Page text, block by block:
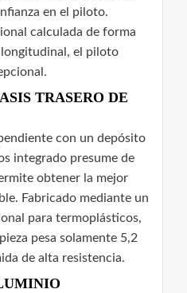
en el piloto.
calculada de forma
el piloto
TRASERO DE
con un depósito
integrado presume de
obtener la mejor
Fabricado mediante un
para termoplásticos,
pesa solamente 5,2
de alta resistencia.